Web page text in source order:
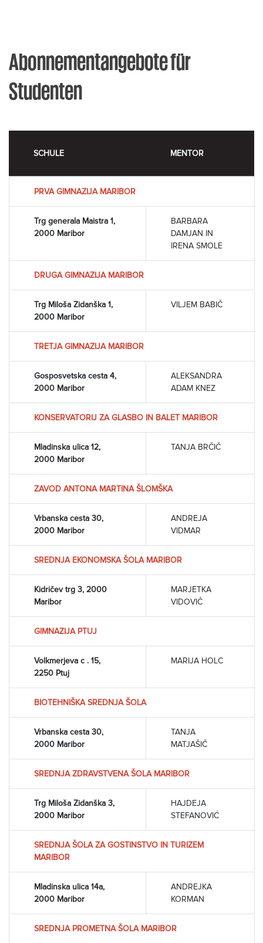
Abonnementangebote für
Studenten
SCHULE MENTOR
PRVA GIMNAZIJA MARIBOR
Trg generala Maistra 1,
2000 Maribor
BARBARA
DAMJAN IN
IRENA SMOLE
DRUGA GIMNAZIJA MARIBOR
Trg Miloša Zidanška 1,
2000 Maribor
VILJEM BABIČ
TRETJA GIMNAZIJA MARIBOR
Gosposvetska cesta 4,
2000 Maribor
ALEKSANDRA
ADAM KNEZ
KONSERVATORIJ ZA GLASBO IN BALET MARIBOR
Mladinska ulica 12,
2000 Maribor
TANJA BRČIČ
ZAVOD ANTONA MARTINA ŠLOMŠKA
Vrbanska cesta 30,
2000 Maribor
ANDREJA
VIDMAR
SREDNJA EKONOMSKA ŠOLA MARIBOR
Kidričev trg 3, 2000
Maribor
MARJETKA
VIDOVIČ
GIMNAZIJA PTUJ
Volkmerjeva c . 15,
2250 Ptuj
MARIJA HOLC
BIOTEHNIŠKA SREDNJA ŠOLA
Vrbanska cesta 30,
2000 Maribor
TANJA
MATJAŠIČ
SREDNJA ZDRAVSTVENA ŠOLA MARIBOR
Trg Miloša Zidanška 3,
2000 Maribor
HAJDEJA
STEFANOVIĆ
SREDNJA ŠOLA ZA GOSTINSTVO IN TURIZEM
MARIBOR
Mladinska ulica 14a,
2000 Maribor
ANDREJKA
KORMAN
SREDNJA PROMETNA ŠOLA MARIBOR